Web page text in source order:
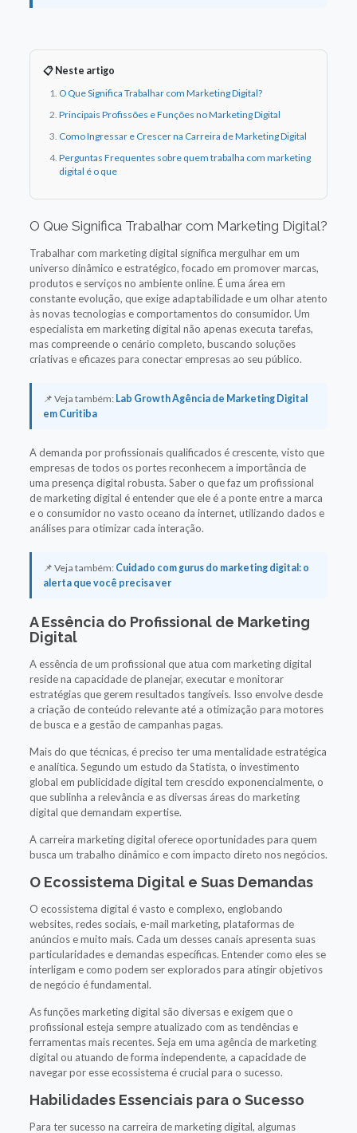
📋 Neste artigo
O Que Significa Trabalhar com Marketing Digital?
Principais Profissões e Funções no Marketing Digital
Como Ingressar e Crescer na Carreira de Marketing Digital
Perguntas Frequentes sobre quem trabalha com marketing
digital é o que
O Que Significa Trabalhar com Marketing Digital?
Trabalhar com marketing digital significa mergulhar em um
universo dinâmico e estratégico, focado em promover marcas,
produtos e serviços no ambiente online. É uma área em
constante evolução, que exige adaptabilidade e um olhar atento
às novas tecnologias e comportamentos do consumidor. Um
especialista em marketing digital não apenas executa tarefas,
mas compreende o cenário completo, buscando soluções
criativas e eficazes para conectar empresas ao seu público.
📌 Veja também: Lab Growth Agência de Marketing Digital
em Curitiba
A demanda por profissionais qualificados é crescente, visto que
empresas de todos os portes reconhecem a importância de
uma presença digital robusta. Saber o que faz um profissional
de marketing digital é entender que ele é a ponte entre a marca
e o consumidor no vasto oceano da internet, utilizando dados e
análises para otimizar cada interação.
📌 Veja também: Cuidado com gurus do marketing digital: o
alerta que você precisa ver
A Essência do Profissional de Marketing
Digital
A essência de um profissional que atua com marketing digital
reside na capacidade de planejar, executar e monitorar
estratégias que gerem resultados tangíveis. Isso envolve desde
a criação de conteúdo relevante até a otimização para motores
de busca e a gestão de campanhas pagas.
Mais do que técnicas, é preciso ter uma mentalidade estratégica
e analítica. Segundo um estudo da Statista, o investimento
global em publicidade digital tem crescido exponencialmente, o
que sublinha a relevância e as diversas áreas do marketing
digital que demandam expertise.
A carreira marketing digital oferece oportunidades para quem
busca um trabalho dinâmico e com impacto direto nos negócios.
O Ecossistema Digital e Suas Demandas
O ecossistema digital é vasto e complexo, englobando
websites, redes sociais, e-mail marketing, plataformas de
anúncios e muito mais. Cada um desses canais apresenta suas
particularidades e demandas específicas. Entender como eles se
interligam e como podem ser explorados para atingir objetivos
de negócio é fundamental.
As funções marketing digital são diversas e exigem que o
profissional esteja sempre atualizado com as tendências e
ferramentas mais recentes. Seja em uma agência de marketing
digital ou atuando de forma independente, a capacidade de
navegar por esse ecossistema é crucial para o sucesso.
Habilidades Essenciais para o Sucesso
Para ter sucesso na carreira de marketing digital, algumas